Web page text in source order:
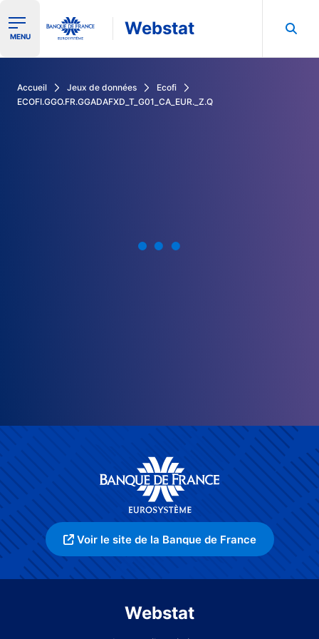
Ouvrir le menu de navigation
MENU Webstat
Accueil Jeux de données
Ecofi
ECOFI.GGO.FR.GGADAFXD_T_G01_CA_EUR._Z.Q
Voir le site de la Banque de France
Webstat